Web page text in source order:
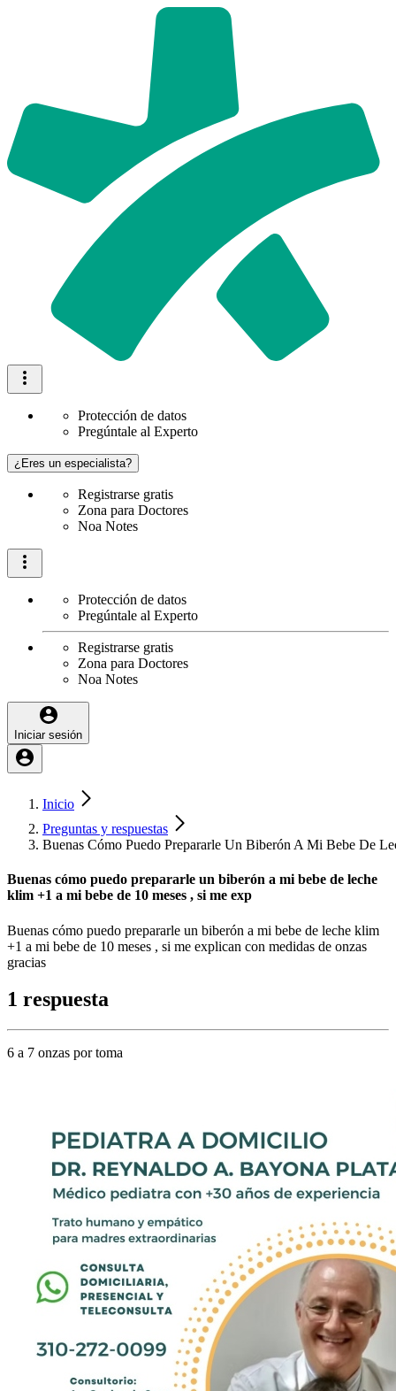
Protección de datos
Pregúntale al Experto
¿Eres un especialista?
Registrarse gratis
Zona para Doctores
Noa Notes
Protección de datos
Pregúntale al Experto
Registrarse gratis
Zona para Doctores
Noa Notes
Iniciar sesión
Inicio
Preguntas y respuestas
Buenas Cómo Puedo Prepararle Un Biberón A Mi Bebe De
Buenas cómo puedo prepararle un biberón a mi bebe de leche
klim +1 a mi bebe de 10 meses , si me exp
Buenas cómo puedo prepararle un biberón a mi bebe de leche klim
+1 a mi bebe de 10 meses , si me explican con medidas de onzas
gracias
1 respuesta
6 a 7 onzas por toma